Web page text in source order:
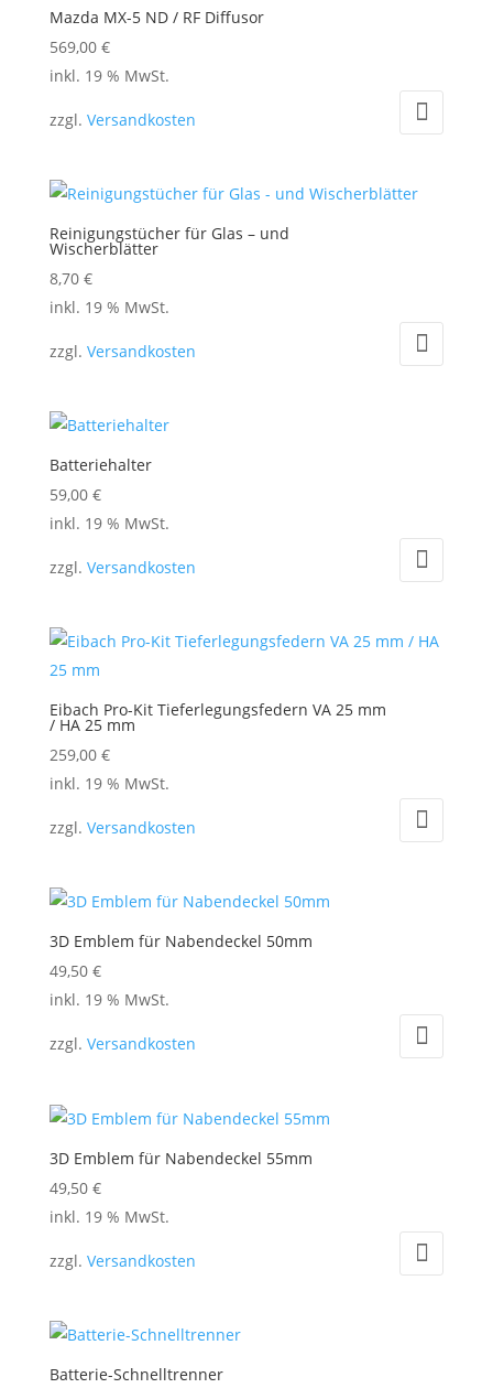
Mazda MX-5 ND / RF Diffusor
569,00 €
inkl. 19 % MwSt.
zzgl. Versandkosten
Reinigungstücher für Glas – und
Wischerblätter
8,70 €
inkl. 19 % MwSt.
zzgl. Versandkosten
Batteriehalter
59,00 €
inkl. 19 % MwSt.
zzgl. Versandkosten
Eibach Pro-Kit Tieferlegungsfedern VA 25 mm
/ HA 25 mm
259,00 €
inkl. 19 % MwSt.
zzgl. Versandkosten
3D Emblem für Nabendeckel 50mm
49,50 €
inkl. 19 % MwSt.
zzgl. Versandkosten
3D Emblem für Nabendeckel 55mm
49,50 €
inkl. 19 % MwSt.
zzgl. Versandkosten
Batterie-Schnelltrenner